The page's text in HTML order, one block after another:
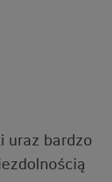
uraz bardzo